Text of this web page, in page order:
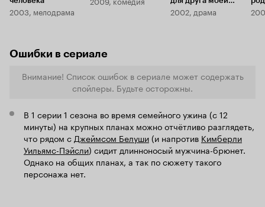
2003, мелодрама
дочери-подростка
2002, драма
Ошибки в сериале
Внимание! Список ошибок в сериале может содержать
спойлеры. Будьте осторожны.
В 1 серии 1 сезона во время семейного ужина (с 12
минуты) на крупных планах можно отчётливо разглядеть,
что рядом с Джеймсом Белуши(и напротив Кимберли
Уильямс-Пэйсли) сидит длинноносый мужчина-брюнет.
Однако на общих планах, а так по сюжету такого
персонажа нет.